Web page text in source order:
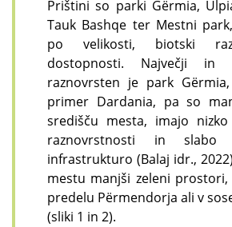
Prištini so parki Gërmia,
Tauk Bashqe ter Mestni
po velikosti, biotski
dostopnosti. Največji in
raznovrsten je park
primer Dardania, pa so
središču mesta, imajo
raznovrstnosti in slabo
infrastrukturo (Balaj idr.,
mestu manjši zeleni
predelu Përmendorja ali v
(sliki 1 in 2).